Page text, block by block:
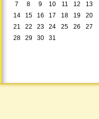
7
8 9 10 11 12
13
14
15 16 17 18 19
20
21
22 23 24 25 26
27
28
29 30 31